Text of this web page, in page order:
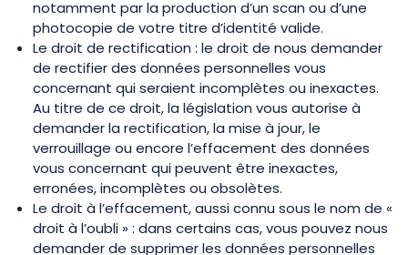
notamment par la production d’un scan ou d’une
photocopie de votre titre d’identité valide.
Le droit de rectification : le droit de nous demander
de rectifier des données personnelles vous
concernant qui seraient incomplètes ou inexactes.
Au titre de ce droit, la législation vous autorise à
demander la rectification, la mise à jour, le
verrouillage ou encore l’effacement des données
vous concernant qui peuvent être inexactes,
erronées, incomplètes ou obsolètes.
Le droit à l’effacement, aussi connu sous le nom de «
droit à l’oubli » : dans certains cas, vous pouvez nous
demander de supprimer les données personnelles